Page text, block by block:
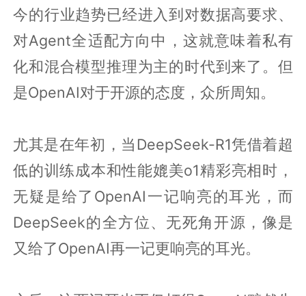
今的行业趋势已经进入到对数据高要求、
对Agent全适配方向中，这就意味着私有
化和混合模型推理为主的时代到来了。但
是OpenAI对于开源的态度，众所周知。
尤其是在年初，当DeepSeek-R1凭借着超
低的训练成本和性能媲美o1精彩亮相时，
无疑是给了OpenAI一记响亮的耳光，而
DeepSeek的全方位、无死角开源，像是
又给了OpenAI再一记更响亮的耳光。